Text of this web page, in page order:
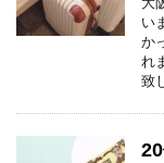
い
か
れ
致